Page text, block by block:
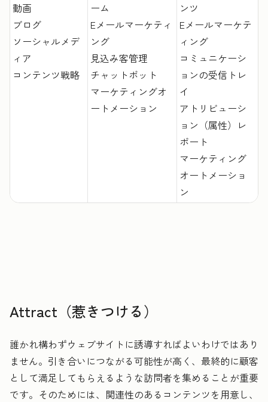
動画
ブログ
ソーシャルメデ
ィア
コンテンツ戦略
ーム
Eメールマーケティ
ング
見込み客管理
チャットボット
マーケティングオ
ートメーション
ンツ
Eメールマーケテ
ィング
コミュニケーシ
ョンの受信トレ
イ
アトリビューシ
ョン（属性）レ
ポート
マーケティング
オートメーショ
ン
Attract（惹きつける）
誰かれ構わずウェブサイトに誘導すればよいわけではあり
ません。 引き合いにつながる可能性が高く、最終的に顧客
として満足してもらえるような訪問者を集めることが重要
です。そのためには、関連性のあるコンテンツを用意し、